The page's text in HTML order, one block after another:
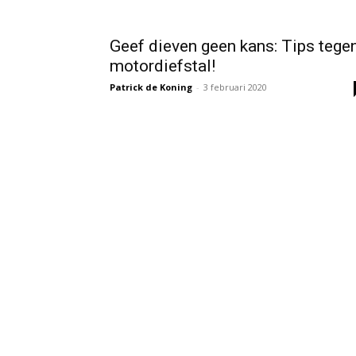
Geef dieven geen kans: Tips
motordiefstal!
Patrick de Koning - 3 februari 2020